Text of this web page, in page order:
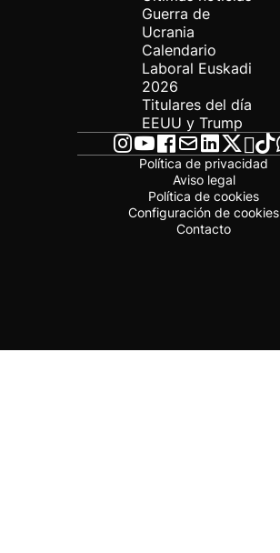
Guerra de
Ucrania
Calendario
Laboral Euskadi
2026
Titulares del día
EEUU y Trump
Política de privacidad
Aviso legal
Política de cookies
Configuración de cookies
Contacto